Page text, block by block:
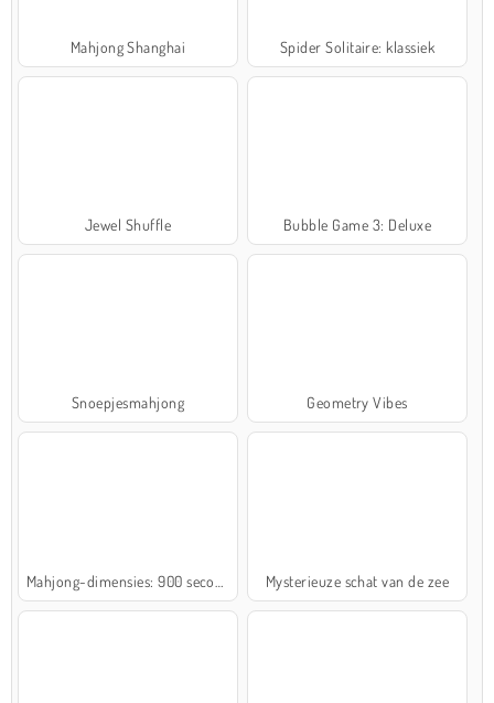
Mahjong Shanghai Spider Solitaire: klassiek
Jewel Shuffle Bubble Game 3: Deluxe
Snoepjesmahjong Geometry Vibes
Mysterieuze schat van de zee